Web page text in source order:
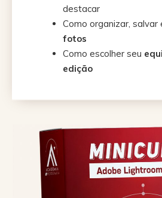
destacar
Como organizar, salvar
fotos
Como escolher seu
edição